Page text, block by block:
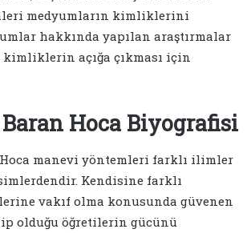
medyumların kimliklerini
hakkında yapılan araştırmalar
açığa çıkması için
Hoca Biyografisi
manevi yöntemleri farklı ilimler
Kendisine farklı
vakıf olma konusunda güvenen
olduğu öğretilerin gücünü